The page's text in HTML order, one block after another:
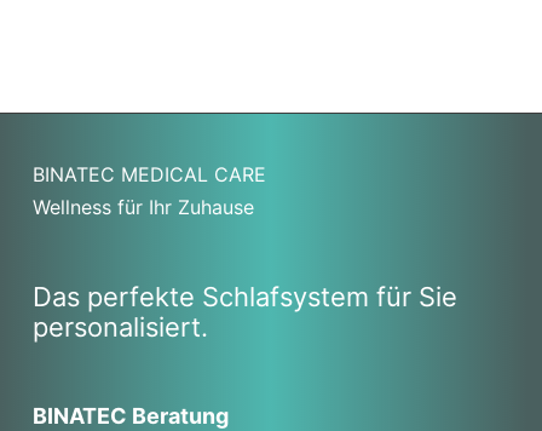
BINATEC MEDICAL CARE
Wellness für Ihr Zuhause
Das perfekte Schlafsystem für Sie
personalisiert.
BINATEC Beratung